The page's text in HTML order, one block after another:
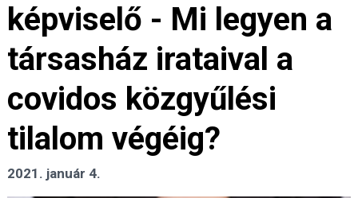
képviselő - Mi legyen a
társasház irataival a
covidos közgyűlési
tilalom végéig?
2021. január 4.